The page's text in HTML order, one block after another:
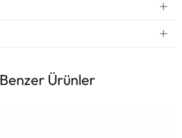
Benzer Ürünler